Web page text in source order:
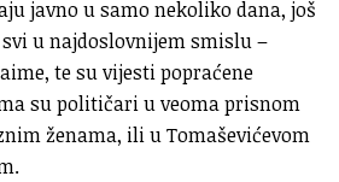
javno u samo nekoliko dana, još
u najdoslovnijem smislu –
te su vijesti popraćene
su političari u veoma prisnom
ženama, ili u Tomaševićevom